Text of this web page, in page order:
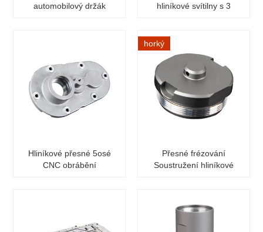
automobilový držák
hliníkové svítilny s 3
Hliníkové přesné 5osé
CNC obrábění
horký
Přesné frézování
Soustružení hliníkové